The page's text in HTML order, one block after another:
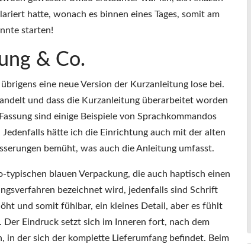
hatte, wonach es binnen eines Tages, somit am
starten!
& Co.
eine neue Version der Kurzanleitung lose bei.
und dass die Kurzanleitung überarbeitet worden
sind einige Beispiele von Sprachkommandos
hätte ich die Einrichtung auch mit der alten
bemüht, was auch die Anleitung umfasst.
blauen Verpackung, die auch haptisch einen
bezeichnet wird, jedenfalls sind Schrift
und somit fühlbar, ein kleines Detail, aber es fühlt
Der Eindruck setzt sich im Inneren fort, nach dem
in der sich der komplette Lieferumfang befindet. Beim